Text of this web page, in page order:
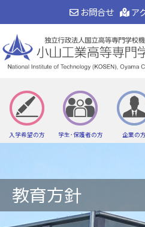
ア
お問合せ
入学希望の方 学生･保護者の方 企業の方
教育方針